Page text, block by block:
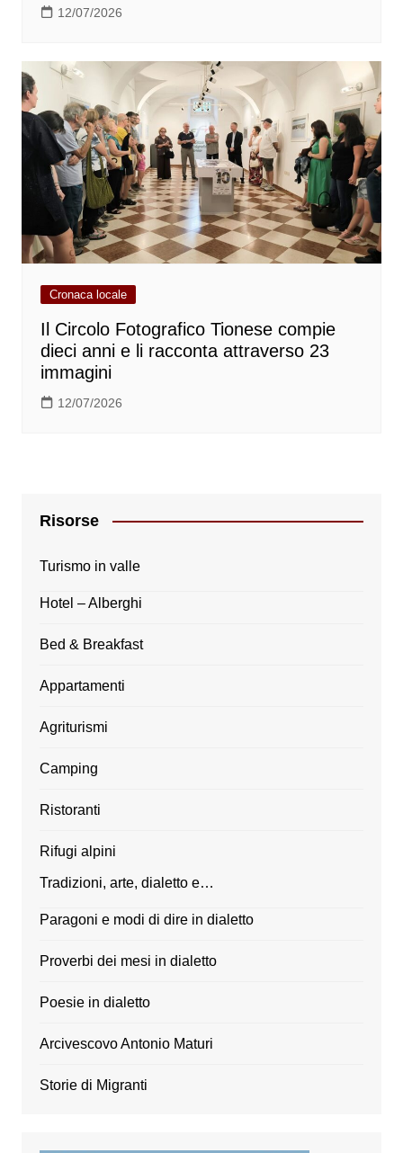
12/07/2026
Cronaca locale
Il Circolo Fotografico Tionese compie
dieci anni e li racconta attraverso 23
immagini
12/07/2026
Risorse
Turismo in valle
Hotel – Alberghi
Bed & Breakfast
Appartamenti
Agriturismi
Camping
Ristoranti
Rifugi alpini
Tradizioni, arte, dialetto e…
Paragoni e modi di dire in dialetto
Proverbi dei mesi in dialetto
Poesie in dialetto
Arcivescovo Antonio Maturi
Storie di Migranti